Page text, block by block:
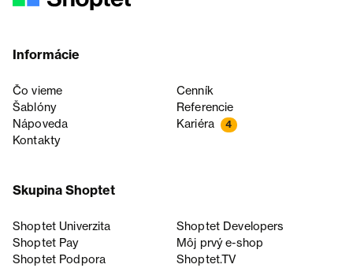
Informácie
Čo vieme
Cenník
Šablóny
Referencie
Nápoveda
Kariéra 4
Kontakty
Skupina Shoptet
Shoptet Univerzita
Shoptet Developers
Shoptet Pay
Môj prvý e-shop
Shoptet Podpora
Shoptet.TV